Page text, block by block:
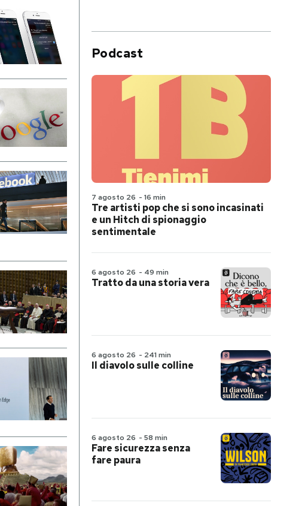
Podcast
7 agosto 26 - 16 min
Tre artisti pop che si sono incasinati
e un Hitch di spionaggio
sentimentale
6 agosto 26 - 49 min
Tratto da una storia vera
6 agosto 26 - 241 min
Il diavolo sulle colline
6 agosto 26 - 58 min
Fare sicurezza senza
fare paura